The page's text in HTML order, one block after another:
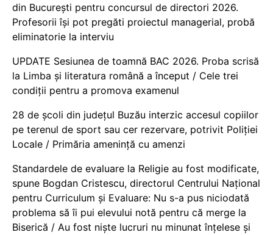
din București pentru concursul de directori 2026.
Profesorii își pot pregăti proiectul managerial, probă
eliminatorie la interviu
UPDATE Sesiunea de toamnă BAC 2026. Proba scrisă
la Limba și literatura română a început / Cele trei
condiții pentru a promova examenul
28 de școli din județul Buzău interzic accesul copiilor
pe terenul de sport sau cer rezervare, potrivit Poliției
Locale / Primăria amenință cu amenzi
Standardele de evaluare la Religie au fost modificate,
spune Bogdan Cristescu, directorul Centrului Național
pentru Curriculum și Evaluare: Nu s-a pus niciodată
problema să îi pui elevului notă pentru că merge la
Biserică / Au fost niște lucruri nu minunat înțelese și